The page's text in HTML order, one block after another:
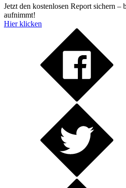
Jetzt den kostenlosen Report sichern
aufnimmt!
Hier klicken